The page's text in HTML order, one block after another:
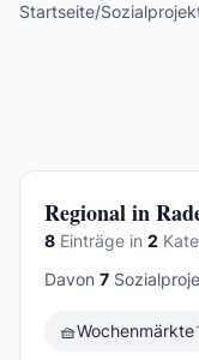
Startseite/
Regional in
8 Einträge in 2
Davon 7
🧺Wochenmärkte